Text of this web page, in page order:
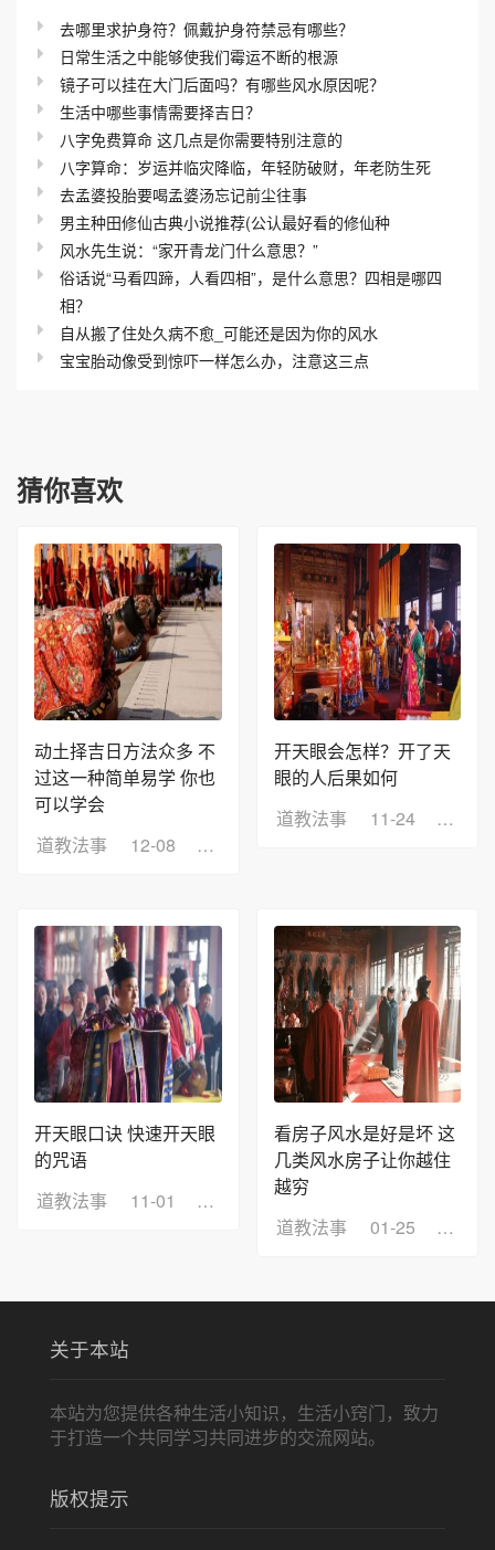
去哪里求护身符？佩戴护身符禁忌有哪些？
日常生活之中能够使我们霉运不断的根源
镜子可以挂在大门后面吗？有哪些风水原因呢？
生活中哪些事情需要择吉日？
八字免费算命 这几点是你需要特别注意的
八字算命：岁运并临灾降临，年轻防破财，年老防生死
去孟婆投胎要喝孟婆汤忘记前尘往事
男主种田修仙古典小说推荐(公认最好看的修仙种
风水先生说：“家开青龙门什么意思？”
俗话说“马看四蹄，人看四相”，是什么意思？四相是哪四
相？
自从搬了住处久病不愈_可能还是因为你的风水
宝宝胎动像受到惊吓一样怎么办，注意这三点
猜你喜欢
动土择吉日方法众多 不
过这一种简单易学 你也
可以学会
道教法事
12-08 浏览：4
开天眼会怎样？开了天
眼的人后果如何
道教法事
11-24 浏览
开天眼口诀 快速开天眼
的咒语
道教法事
11-01 浏览：17
看房子风水是好是坏 这
几类风水房子让你越住
越穷
道教法事
01-25 浏览
关于本站
本站为您提供各种生活小知识，生活小窍门，致力
于打造一个共同学习共同进步的交流网站。
版权提示